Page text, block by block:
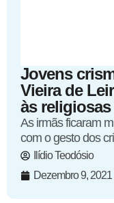
Jovens
Vieira de
às religiosas
As irmãs ficaram
com o gesto dos
Ilídio Teodósio
Dezembro 9, 2021